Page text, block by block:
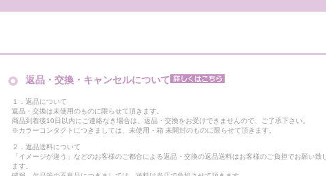
返品・交換・キャンセルについて
１．返品について
返品・交換は未使用のものに限らせて頂きます。
商品到着後10日以内にご連絡なき場合は、返品・交換をお受けできませんので、ご了承下さい。
※カラーコンタクトにつきましては、未使用・箱 未開封のものに限らせて頂きます。
２．返品送料について
「イメージが違う」などのお客様のご都合による返品・交換の返品送料はお客様のご負担でお願い致し
ます。